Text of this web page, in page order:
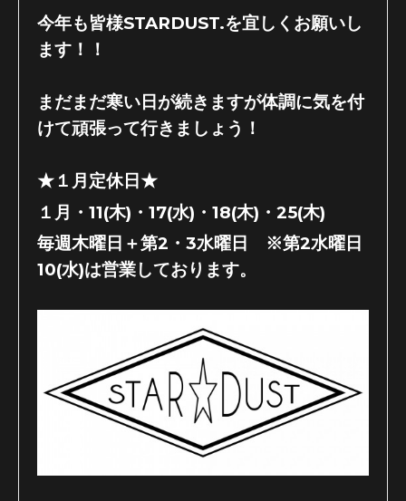
今年も皆様STARDUST.を宜しくお願いし
ます！！
まだまだ寒い日が続きますが体調に気を付
けて頑張って行きましょう！
★１月定休日★
１月・11(木)・17(水)・18(木)・25(木)
毎週木曜日＋第2・3水曜日 ※第2水曜日
10(水)は営業しております。